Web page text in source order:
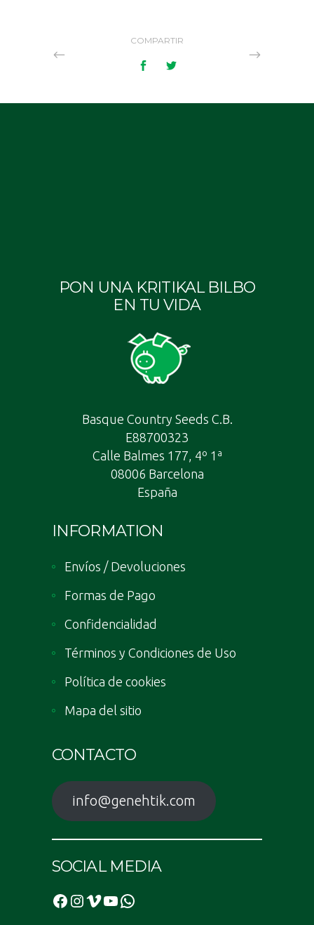
COMPARTIR
PON UNA KRITIKAL BILBO
EN TU VIDA
Basque Country Seeds C.B.
E88700323
Calle Balmes 177, 4º 1ª
08006 Barcelona
España
INFORMATION
Envíos / Devoluciones
Formas de Pago
Confidencialidad
Términos y Condiciones de Uso
Política de cookies
Mapa del sitio
CONTACTO
info@genehtik.com
SOCIAL MEDIA
Facebook
Instagram
Vimeo
YouTube
WhatsApp